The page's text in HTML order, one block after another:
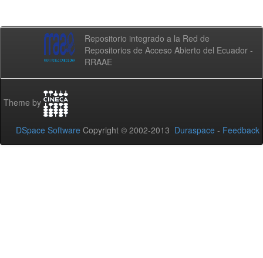
Repositorio integrado a la Red de
Repositorios de Acceso Abierto del Ecuador -
RRAAE
Theme by
DSpace Software Copyright © 2002-2013 Duraspace - Feedback